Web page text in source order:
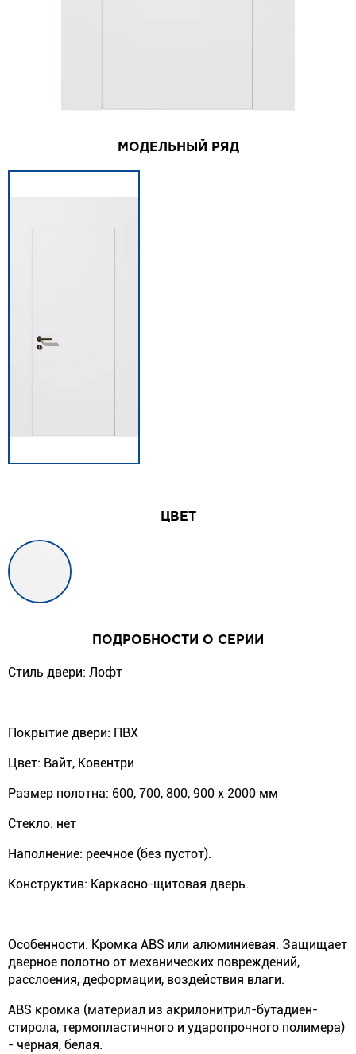
МОДЕЛЬНЫЙ РЯД
ЦВЕТ
ПОДРОБНОСТИ О СЕРИИ
Стиль двери: Лофт
Покрытие двери: ПВХ
Цвет: Вайт, Ковентри
Размер полотна: 600, 700, 800, 900 х 2000 мм
Стекло: нет
Наполнение: реечное (без пустот).
Конструктив: Каркасно-щитовая дверь.
Особенности: Кромка ABS или алюминиевая. Защищает
дверное полотно от механических повреждений,
расслоения, деформации, воздействия влаги.
ABS кромка (материал из акрилонитрил-бутадиен-
стирола, термопластичного и ударопрочного полимера)
- черная, белая.